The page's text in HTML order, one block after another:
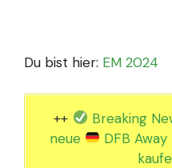
Du bist hier: EM 2024
++
Breaking
neue
DFB Away